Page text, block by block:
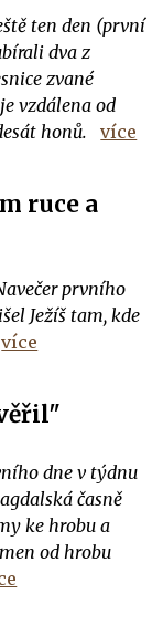
ten den (první
dva z
zvané
vzdálena od
honů.
více
ruce a
prvního
Ježíš tam, kde
více
dne v týdnu
časně
ke hrobu a
od hrobu